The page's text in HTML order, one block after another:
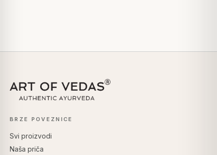
BRZE POVEZNICE
Svi proizvodi
Naša priča